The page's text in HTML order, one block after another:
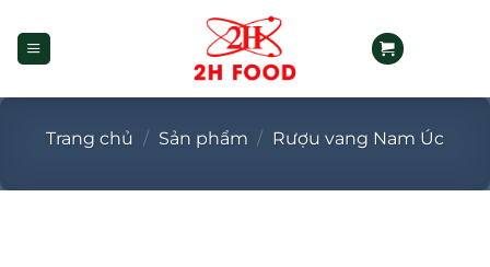
qua
nội
Trang chủ / Sản phẩm / Rượu vang Nam Úc